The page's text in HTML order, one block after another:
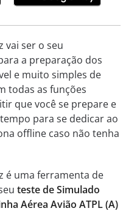
vai ser o seu
a preparação dos
e muito simples de
todas as funções
que você se prepare e
para se dedicar ao
offline caso não tenha
é uma ferramenta de
teste de Simulado
Aérea Avião ATPL (A)